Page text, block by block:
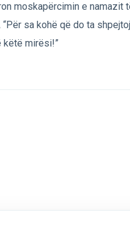
moskapërcimin e namazit
sa kohë që do ta
këtë mirësi!”